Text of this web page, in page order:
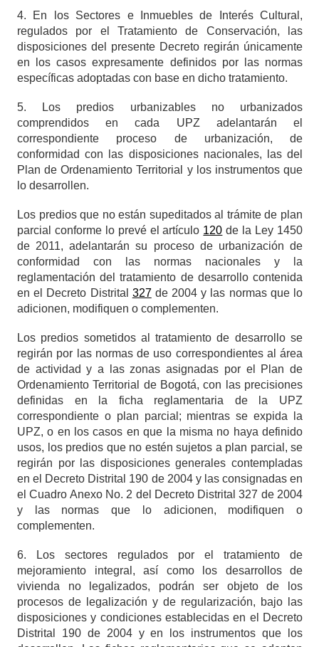
4. En los Sectores e Inmuebles de Interés Cultural,
regulados por el Tratamiento de Conservación, las
disposiciones del presente Decreto regirán únicamente
en los casos expresamente definidos por las normas
específicas adoptadas con base en dicho tratamiento.
5. Los predios urbanizables no urbanizados
comprendidos en cada UPZ adelantarán el
correspondiente proceso de urbanización, de
conformidad con las disposiciones nacionales, las del
Plan de Ordenamiento Territorial y los instrumentos que
lo desarrollen.
Los predios que no están supeditados al trámite de plan
parcial conforme lo prevé el artículo 120 de la Ley 1450
de 2011, adelantarán su proceso de urbanización de
conformidad con las normas nacionales y la
reglamentación del tratamiento de desarrollo contenida
en el Decreto Distrital 327de 2004 y las normas que lo
adicionen, modifiquen o complementen.
Los predios sometidos al tratamiento de desarrollo se
regirán por las normas de uso correspondientes al área
de actividad y a las zonas asignadas por el Plan de
Ordenamiento Territorial de Bogotá, con las precisiones
definidas en la ficha reglamentaria de la UPZ
correspondiente o plan parcial; mientras se expida la
UPZ, o en los casos en que la misma no haya definido
usos, los predios que no estén sujetos a plan parcial, se
regirán por las disposiciones generales contempladas
en el Decreto Distrital 190 de 2004 y las consignadas en
el Cuadro Anexo No. 2 del Decreto Distrital 327 de 2004
y las normas que lo adicionen, modifiquen o
complementen.
6. Los sectores regulados por el tratamiento de
mejoramiento integral, así como los desarrollos de
vivienda no legalizados, podrán ser objeto de los
procesos de legalización y de regularización, bajo las
disposiciones y condiciones establecidas en el Decreto
Distrital 190 de 2004 y en los instrumentos que los